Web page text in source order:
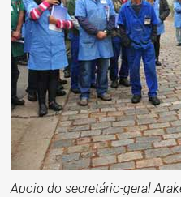
Apoio do secretário-geral